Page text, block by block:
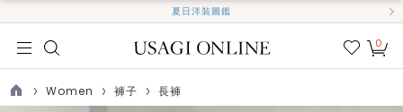
夏日洋裝圖鑑
我的
0
TOP
Women 褲子 長褲